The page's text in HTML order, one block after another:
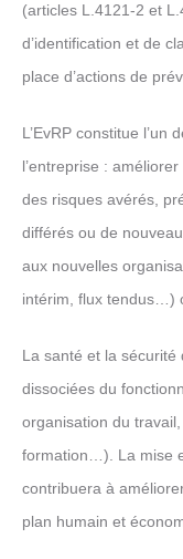
(articles L.4121-2 et
d’identification et de
place d’actions de
L’EvRP constitue
l’entreprise :
des risques avérés,
différés ou de
aux nouvelles
intérim, flux tendus…)
La santé et la sécurité
dissociées du
organisation du
formation…). La mise
contribuera à
plan humain et